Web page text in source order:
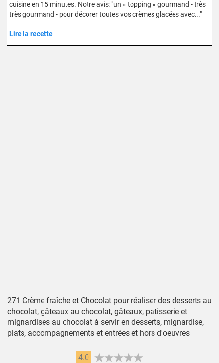
cuisine en 15 minutes. Notre avis: "un « topping » gourmand - très
très gourmand - pour décorer toutes vos crèmes glacées avec..."
Lire la recette
271 Crème fraîche et Chocolat pour réaliser des desserts au
chocolat, gâteaux au chocolat, gâteaux, patisserie et
mignardises au chocolat à servir en desserts, mignardise,
plats, accompagnements et entrées et hors d'oeuvres
4.0